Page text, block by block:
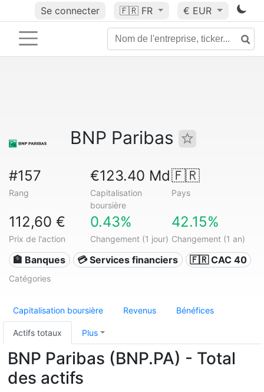
Se connecter 🇫🇷 FR € EUR
BNP Paribas
#157
Rang
€123.40 Md
Capitalisation
boursière
🇫🇷
Pays
112,60 €
Prix de l'action
0.43%
Changement (1 jour)
42.15%
Changement (1 an)
🏦 Banques 💳 Services financiers 🇫🇷 CAC 40
Catégories
Capitalisation boursière Revenus Bénéfices
Actifs totaux Plus
BNP Paribas (BNP.PA) - Total
des actifs